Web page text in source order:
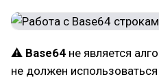
⚠ Base64 не является
не должен